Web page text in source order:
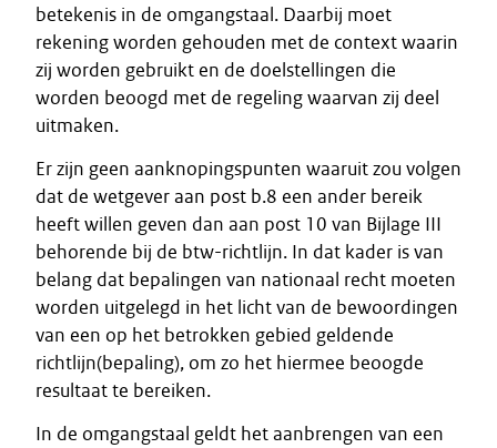
betekenis in de omgangstaal. Daarbij moet
rekening worden gehouden met de context waarin
zij worden gebruikt en de doelstellingen die
worden beoogd met de regeling waarvan zij deel
uitmaken.
Er zijn geen aanknopingspunten waaruit zou volgen
dat de wetgever aan post b.8 een ander bereik
heeft willen geven dan aan post 10 van Bijlage III
behorende bij de btw-richtlijn. In dat kader is van
belang dat bepalingen van nationaal recht moeten
worden uitgelegd in het licht van de bewoordingen
van een op het betrokken gebied geldende
richtlijn(bepaling), om zo het hiermee beoogde
resultaat te bereiken.
In de omgangstaal geldt het aanbrengen van een